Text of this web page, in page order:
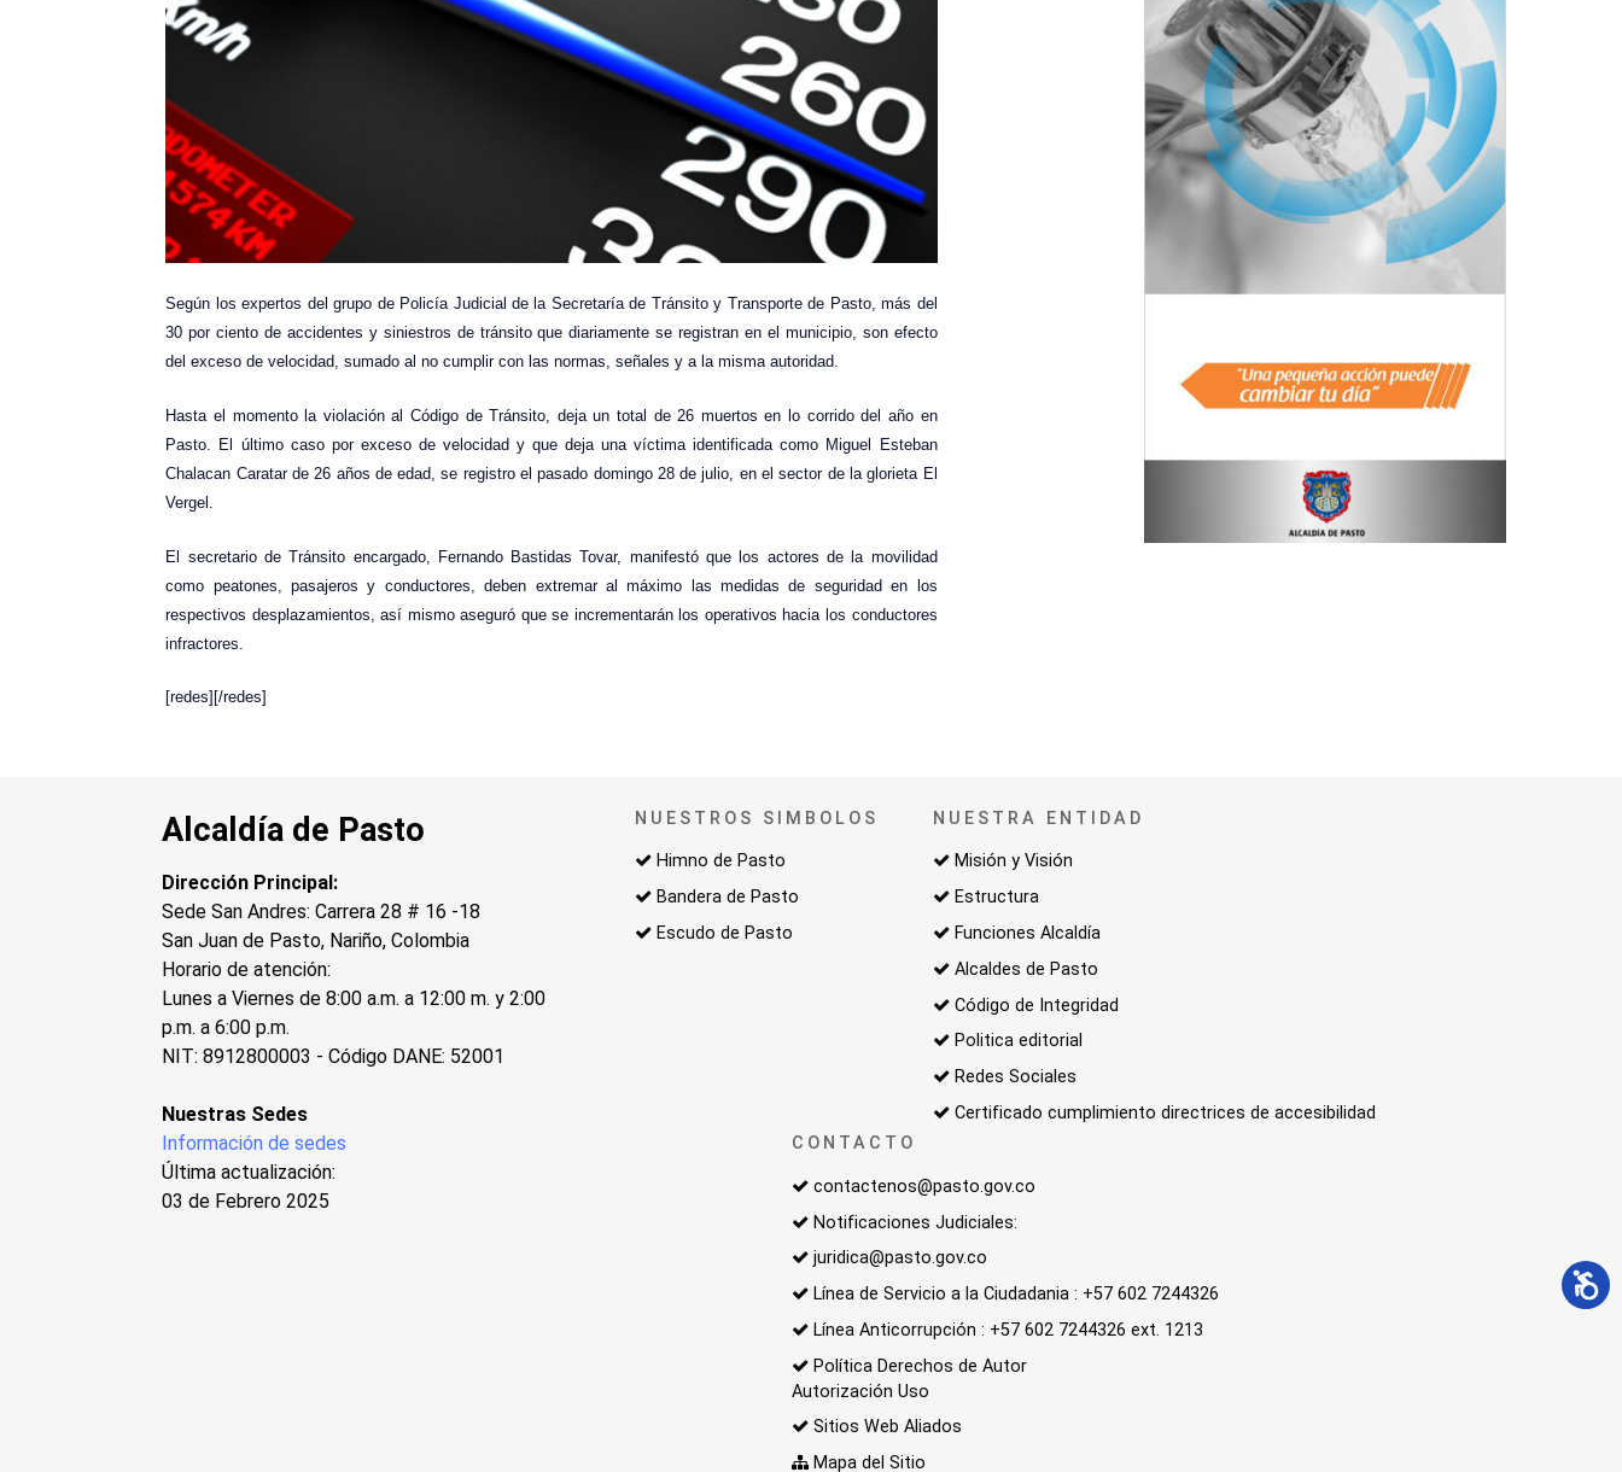
Según los expertos del grupo de Policía Judicial de la Secretaría de Tránsito y Transporte de Pasto, más del
30 por ciento de accidentes y siniestros de tránsito que diariamente se registran en el municipio, son efecto
del exceso de velocidad, sumado al no cumplir con las normas, señales y a la misma autoridad.
Hasta el momento la violación al Código de Tránsito, deja un total de 26 muertos en lo corrido del año en
Pasto. El último caso por exceso de velocidad y que deja una víctima identificada como Miguel Esteban
Chalacan Caratar de 26 años de edad, se registro el pasado domingo 28 de julio, en el sector de la glorieta El
Vergel.
El secretario de Tránsito encargado, Fernando Bastidas Tovar, manifestó que los actores de la movilidad
como peatones, pasajeros y conductores, deben extremar al máximo las medidas de seguridad en los
respectivos desplazamientos, así mismo aseguró que se incrementarán los operativos hacia los conductores
infractores.
[redes][/redes]
Alcaldía de Pasto
Dirección Principal:
Sede San Andres: Carrera 28 # 16 -18
San Juan de Pasto, Nariño, Colombia
Horario de atención:
Lunes a Viernes de 8:00 a.m. a 12:00 m. y 2:00
p.m. a 6:00 p.m.
NIT: 8912800003 - Código DANE: 52001
Nuestras Sedes
Información de sedes
Última actualización:
03 de Febrero 2025
NUESTROS SIMBOLOS
Himno de Pasto
Bandera de Pasto
Escudo de Pasto
NUESTRA ENTIDAD
Misión y Visión
Estructura
Funciones Alcaldía
Alcaldes de Pasto
Código de Integridad
Politica editorial
Redes Sociales
Certificado cumplimiento directrices de accesibilidad
CONTACTO
contactenos@pasto.gov.co
Notificaciones Judiciales:
juridica@pasto.gov.co
Línea de Servicio a la Ciudadania : +57 602 7244326
Línea Anticorrupción : +57 602 7244326 ext. 1213
Política Derechos de Autor
Autorización Uso
Sitios Web Aliados
Mapa del Sitio